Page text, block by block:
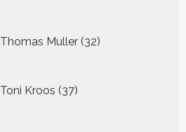
Thomas Muller 32
producten
Toni Kroos 37
producten